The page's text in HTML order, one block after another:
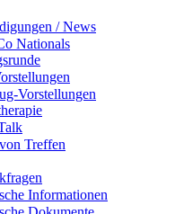
/ News
Nationals
Vorstellungen
Treffen
Informationen